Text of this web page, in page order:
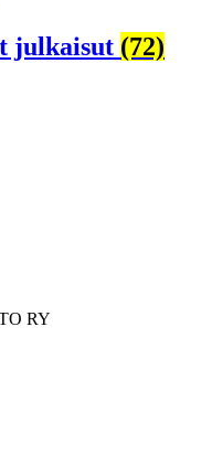
julkaisut (72)
RY